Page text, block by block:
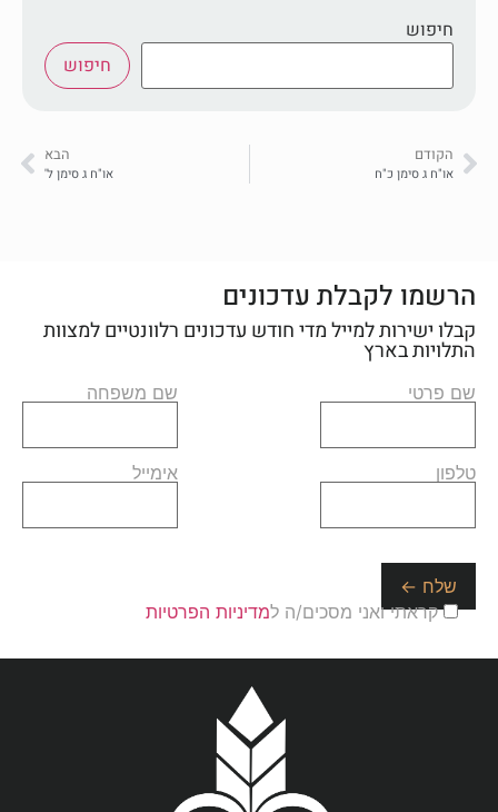
חיפוש
חיפוש
הקודם
או"ח ג סימן כ"ח
הבא
או"ח ג סימן ל'
הרשמו לקבלת עדכונים
קבלו ישירות למייל מדי חודש עדכונים רלוונטיים למצוות
התלויות בארץ
שם פרטי שם משפחה
טלפון אימייל
קראתי ואני מסכים/ה למדיניות הפרטיות